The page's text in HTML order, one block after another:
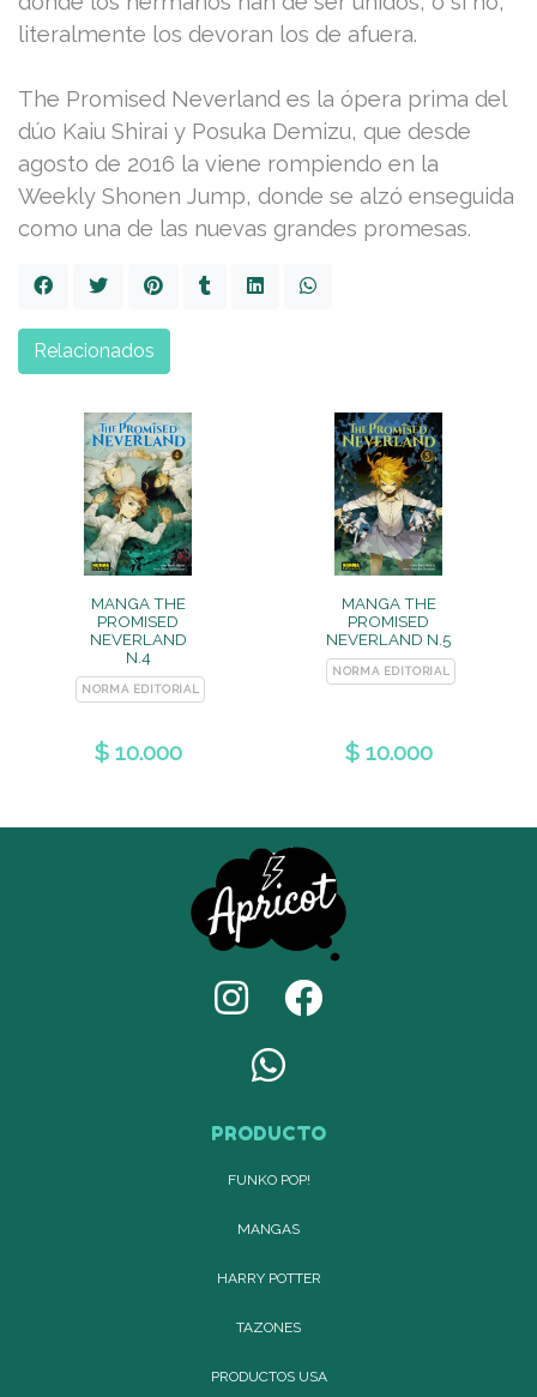
literalmente los devoran los de afuera.
The Promised Neverland es la ópera prima del
dúo Kaiu Shirai y Posuka Demizu, que desde
agosto de 2016 la viene rompiendo en la
Weekly Shonen Jump, donde se alzó enseguida
como una de las nuevas grandes promesas.
MANGA THE
PROMISED
NEVERLAND
N.4
NORMA EDITORIAL
$ 10.000
MANGA THE
PROMISED
NEVERLAND N.5
NORMA EDITORIAL
$ 10.000
Relacionados
PRODUCTO
FUNKO POP!
MANGAS
HARRY POTTER
TAZONES
PRODUCTOS USA